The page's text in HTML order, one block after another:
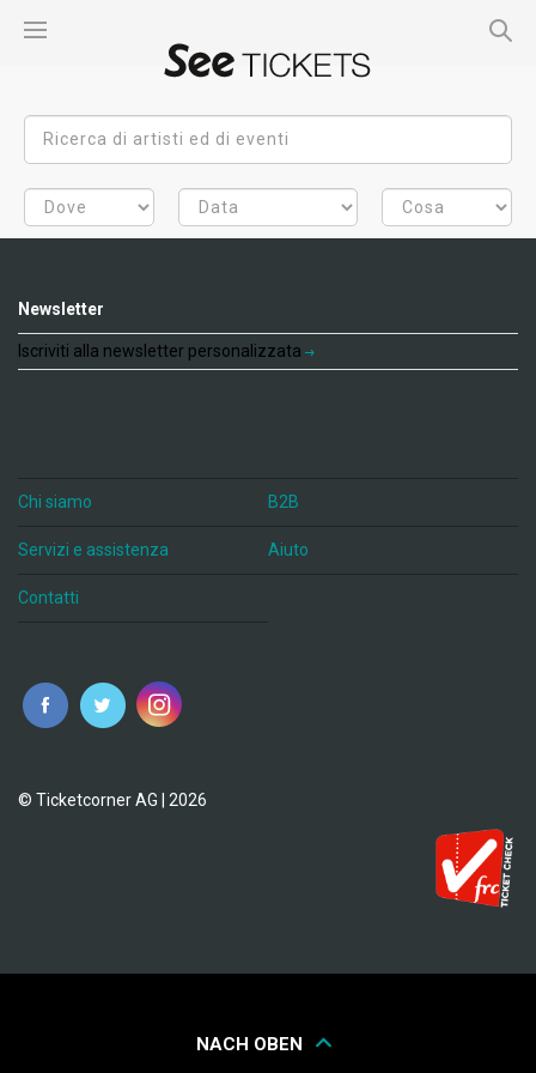
Newsletter
Iscriviti alla newsletter personalizzata
Chi siamo B2B
Servizi e assistenza Aiuto
Contatti
© Ticketcorner AG | 2026
NACH OBEN